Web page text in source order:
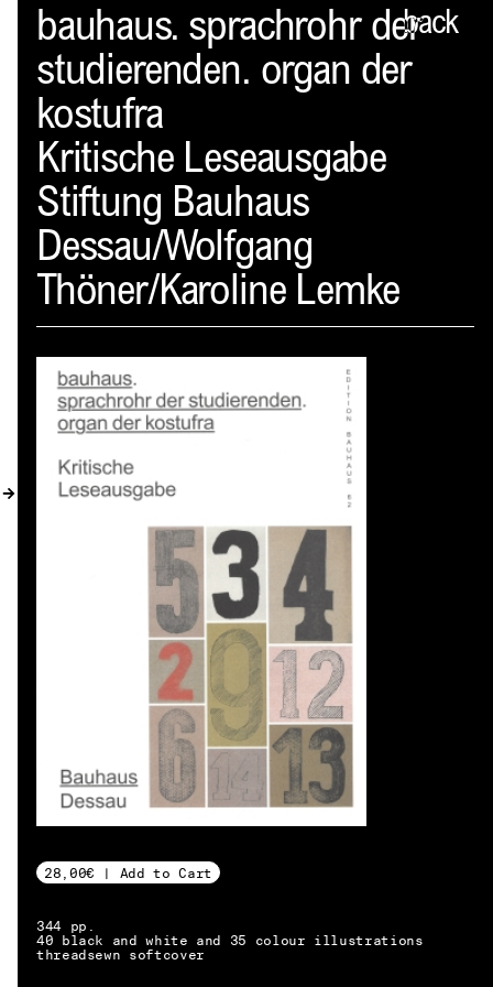
back
Spector
ABOUT
NEWS
INDEX
SHOPPING CART
(0)
CATALOGUE
DISTRIBUTION
CONTACT
MY ACCOUNT
EN → DE
bauhaus. sprachrohr der
studierenden. organ der
kostufra
Kritische Leseausgabe
Stiftung Bauhaus
Dessau/Wolfgang
Thöner/Karoline Lemke
28,00€ | Add to Cart
344 pp.
40 black and white and 35 colour illustrations
threadsewn softcover